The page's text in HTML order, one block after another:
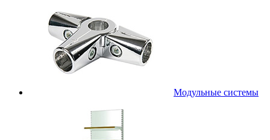
Модульные системы